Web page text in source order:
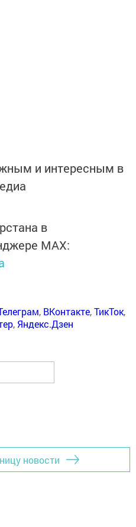
и интересным в
в
MАХ:
, ВКонтакте,ТикТок,
, Яндекс.Дзен
новости